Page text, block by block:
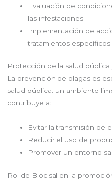
Evaluación de
las infestaciones.
Implementación de
tratamientos específicos.
Protección de la salud
La prevención de plagas es
salud pública. Un ambiente
contribuye a:
Evitar la transmisión de
Reducir el uso de
Promover un entorno
Rol de Biocisal en la